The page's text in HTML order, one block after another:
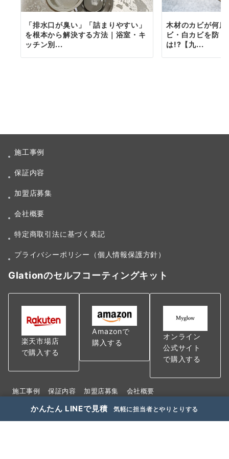
「排水口が臭い」「詰まりやすい」
を根本から解決する方法｜浴室・キ
ッチン別...
木材のカビが何
ビ・白カビを防
は!?【九...
施工事例
保証内容
加盟店募集
会社概要
特定商取引法に基づく表記
プライバシーポリシー（個人情報保護方針）
Glationのセルフコーティングキット
楽天市場店
で購入する
Amazonで
購入する
オンライン
公式サイト
で購入する
施工事例 保証内容 加盟店募集
会社概要
特定商取引法に基づく表記
プライバシーポリシー（個人情報保護方針）
かんたん LINEで見積 気軽に担当者とやりとりする